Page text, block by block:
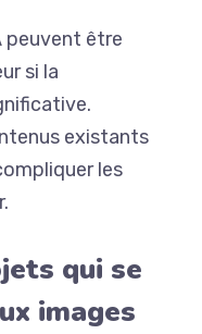
peuvent être
si la
existants
les
qui se
images